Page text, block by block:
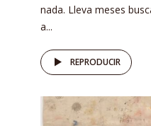
nada. Lleva meses
a...
REPRODUCIR